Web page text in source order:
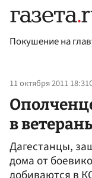
Покушение на
11 октября 2011 18:31
в
Дагестанцы,
дома от